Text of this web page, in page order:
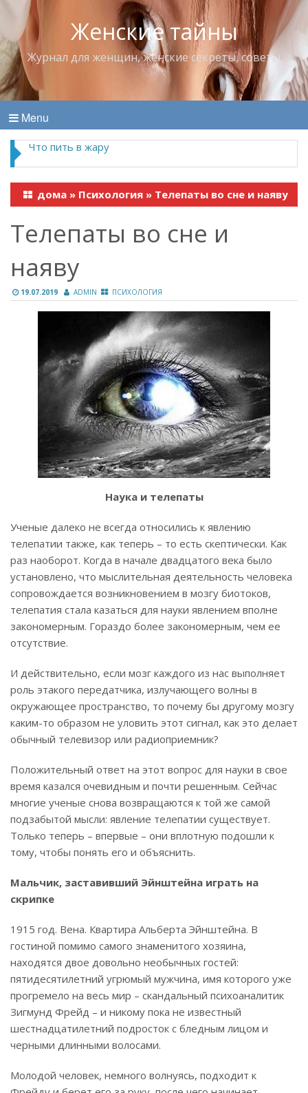
Женские тайны
Журнал для женщин, женские секреты, советы
Menu
Что пить в жару
дома » Психология » Телепаты во сне и наяву
Телепаты во сне и
наяву
19.07.2019 ADMIN ПСИХОЛОГИЯ
Наука и телепаты
Ученые далеко не всегда относились к явлению
телепатии также, как теперь – то есть скептически. Как
раз наоборот. Когда в начале двадцатого века было
установлено, что мыслительная деятельность человека
сопровождается возникновением в мозгу биотоков,
телепатия стала казаться для науки явлением вполне
закономерным. Гораздо более закономерным, чем ее
отсутствие.
И действительно, если мозг каждого из нас выполняет
роль этакого передатчика, излучающего волны в
окружающее пространство, то почему бы другому мозгу
каким-то образом не уловить этот сигнал, как это делает
обычный телевизор или радиоприемник?
Положительный ответ на этот вопрос для науки в свое
время казался очевидным и почти решенным. Сейчас
многие ученые снова возвращаются к той же самой
подзабытой мысли: явление телепатии существует.
Только теперь – впервые – они вплотную подошли к
тому, чтобы понять его и объяснить.
Мальчик, заставивший Эйнштейна играть на
скрипке
1915 год. Вена. Квартира Альберта Эйнштейна. В
гостиной помимо самого знаменитого хозяина,
находятся двое довольно необычных гостей:
пятидесятилетний угрюмый мужчина, имя которого уже
прогремело на весь мир – скандальный психоаналитик
Зигмунд Фрейд – и никому пока не известный
шестнадцатилетний подросток с бледным лицом и
черными длинными волосами.
Молодой человек, немного волнуясь, подходит к